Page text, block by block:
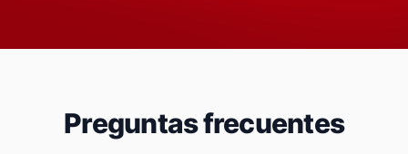
Preguntas frecuentes